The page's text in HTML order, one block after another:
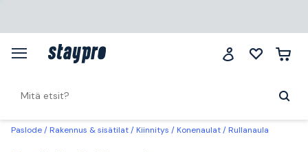
Paslode Rakennus & sisätilat Kiinnitys Konenaulat Rullanaula